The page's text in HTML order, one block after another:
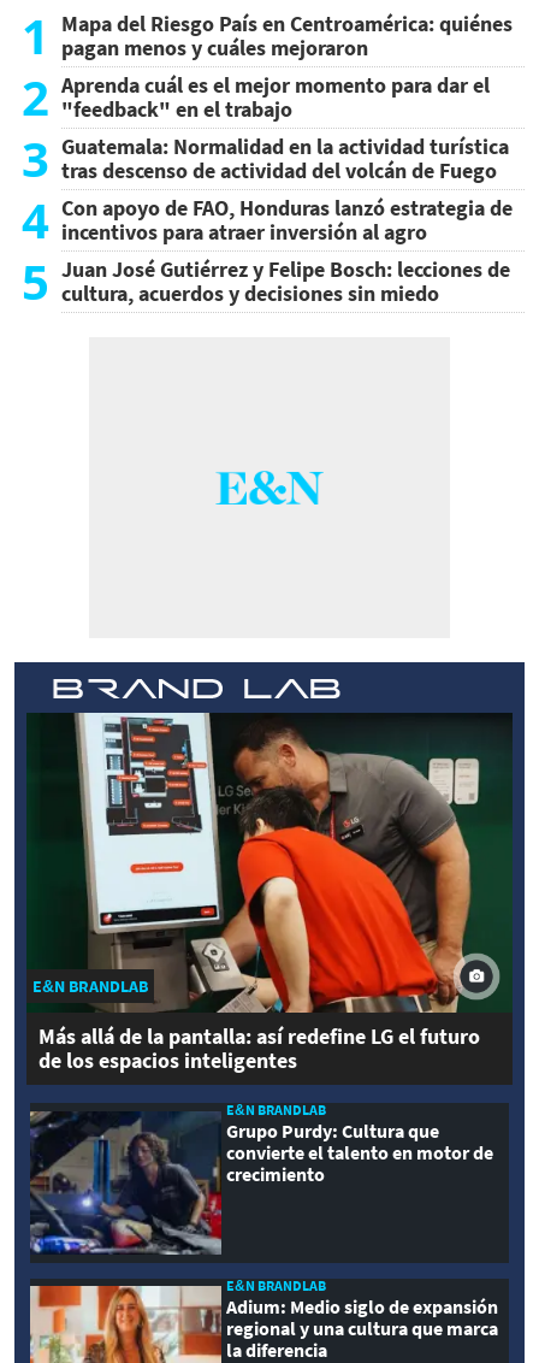
1
Mapa del Riesgo País en Centroamérica: quiénes
pagan menos y cuáles mejoraron
2 Aprenda cuál es el mejor momento para dar el
"feedback" en el trabajo
3 Guatemala: Normalidad en la actividad turística
tras descenso de actividad del volcán de Fuego
4 Con apoyo de FAO, Honduras lanzó estrategia de
incentivos para atraer inversión al agro
5 Juan José Gutiérrez y Felipe Bosch: lecciones de
cultura, acuerdos y decisiones sin miedo
E&N BRANDLAB
Más allá de la pantalla: así redefine LG el futuro
de los espacios inteligentes
E&N BRANDLAB
Grupo Purdy: Cultura que
convierte el talento en motor de
crecimiento
E&N BRANDLAB
Adium: Medio siglo de expansión
regional y una cultura que marca
la diferencia